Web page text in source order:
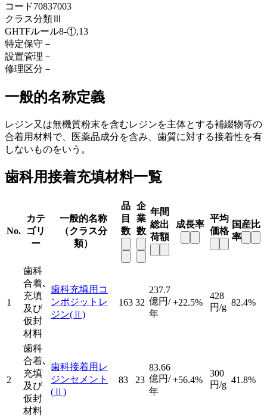
コード70837003
クラス分類Ⅲ
GHTFルール8-①,13
特定保守 －
設置管理 －
修理区分 －
一般的名称定義
レジン又は無機質粉末を含むレジンを主体とする補綴物等の
合着用材料で、医薬品成分を含み、歯質に対する接着性を有
しないものをいう。
歯科用接着充填材料一覧
No.
カテ
ゴリ
ー
一般的名称
（クラス分
類）
品
目
数
企
業
数
年間
総出
荷額
成長率
平均
価格
国産比
率
1
歯科
合着､
充填
及び
仮封
材料
歯科充填用コ
ンポジットレ
ジン(Ⅱ)
163 32
237.7
億円/
年
+22.5%
428
円/g 82.4%
2
歯科
合着､
充填
及び
仮封
材料
歯科接着用レ
ジンセメント
(Ⅱ)
83 23
83.66
億円/
年
+56.4%
300
円/g 41.8%